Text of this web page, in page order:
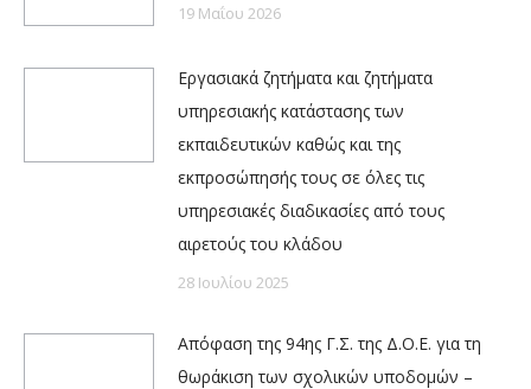
19 Μαΐου 2026
Εργασιακά ζητήματα και ζητήματα
υπηρεσιακής κατάστασης των
εκπαιδευτικών καθώς και της
εκπροσώπησής τους σε όλες τις
υπηρεσιακές διαδικασίες από τους
αιρετούς του κλάδου
28 Ιουλίου 2025
Απόφαση της 94ης Γ.Σ. της Δ.Ο.Ε. για τη
θωράκιση των σχολικών υποδομών –